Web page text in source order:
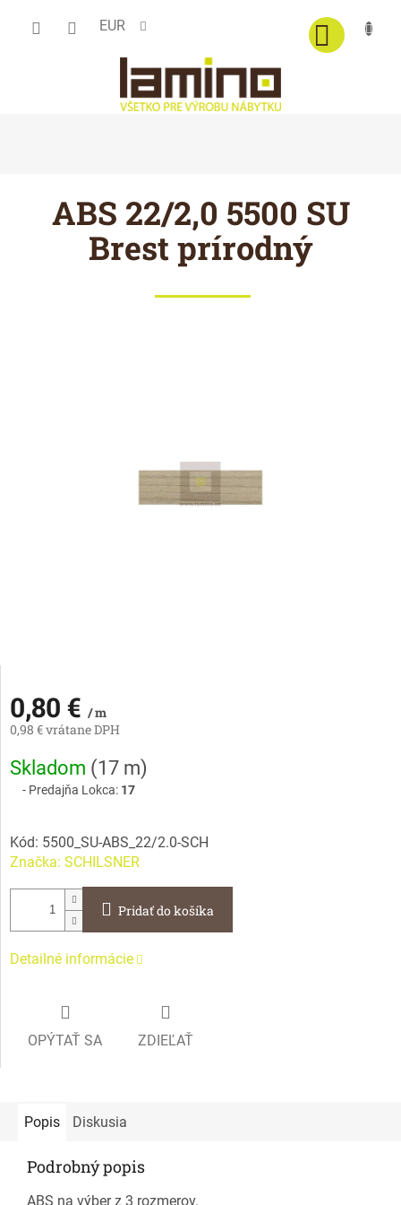
EUR
ABS 22/2,0 5500 SU
Brest prírodný
0,80 € / m
0,98 € vrátane DPH
Jednotková
cena:
Skladom (17 m)
Predajňa Lokca: 17
Kód: 5500_SU-ABS_22/2.0-SCH
Značka: SCHILSNER
Pridať do košíka
Detailné informácie
OPÝTAŤ SA ZDIEĽAŤ
Popis Diskusia
Podrobný popis
ABS na výber z 3 rozmerov.